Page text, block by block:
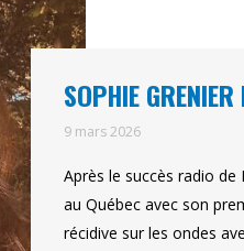
SOPHIE
9 mars 2026
Après le succès radio
au Québec avec son
récidive sur les ondes